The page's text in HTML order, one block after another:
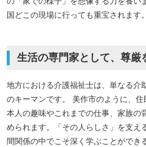
国どこの現場に行っても重宝されます。
生活の専門家として、尊厳
地方における介護福祉士は、単なる介
のキーマンです。 美作市のように、住
本人の趣味やこれまでの仕事、家族の
められます。「その人らしさ」を支え
間関係の中でこそ深く学ぶことができ